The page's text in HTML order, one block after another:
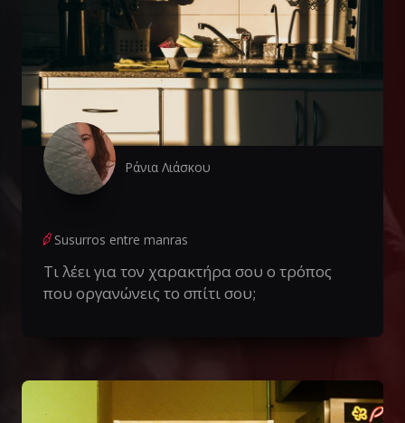
Ράνια Λιάσκου
Susurros entre manras
Τι λέει για τον χαρακτήρα σου ο τρόπος
που οργανώνεις το σπίτι σου;